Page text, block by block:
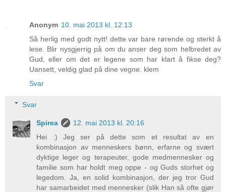
Anonym 10. mai 2013 kl. 12:13
Så herlig med godt nytt! dette var bare rørende og sterkt å
lese. Blir nysgjerrig på om du anser deg som helbredet av
Gud, eller om det er legene som har klart å fikse deg?
Uansett, veldig glad på dine vegne. klem
Svar
Svar
Spirea
12. mai 2013 kl. 20:16
Hei :) Jeg ser på dette som et resultat av en
kombinasjon av menneskers bønn, erfarne og svært
dyktige leger og terapeuter, gode medmennesker og
familie som har holdt meg oppe - og Guds storhet og
legedom. Ja, en solid kombinasjon, der jeg tror Gud
har samarbeidet med mennesker (slik Han så ofte gjør